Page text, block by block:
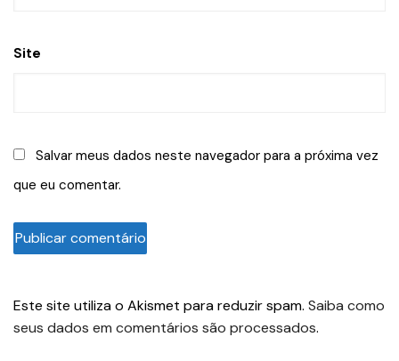
Site
Salvar meus dados neste navegador para a próxima vez
que eu comentar.
Este site utiliza o Akismet para reduzir spam. Saiba como
seus dados em comentários são processados.